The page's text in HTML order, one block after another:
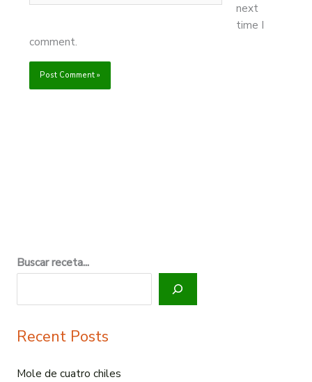
Buscar receta...
Recent Posts
Mole de cuatro chiles
next
time I
comment.